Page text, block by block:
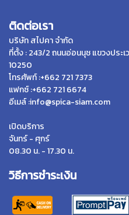
ติดต่อเรา
บริษัท สไปคา จำกัด
ที่ตั้ง : 243/2 ถนนอ่อนนุช แขวงประเ
10250
โทรศัพท์ :+662 721 7373
แฟกซ์ :+662 721 6674
อีเมล์ :info@spica-siam.com
เปิดบริการ
จันทร์ - ศุกร์
08.30 น. - 17.30 น.
วิธีการชำระเงิน